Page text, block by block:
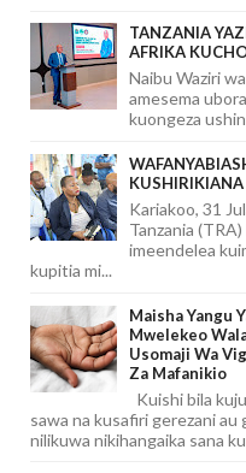
TANZANIA
AFRIKA
Naibu Waziri
amesema
kuongeza
Kariakoo, 31
Tanzania
imeendelea
kupitia mi...
Maisha Yangu
Mwelekeo
Usomaji Wa
Za Mafanikio
Kuishi bila
sawa na kusafiri gerezani au
nilikuwa nikihangaika sana